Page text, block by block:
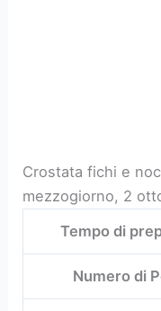
Crostata fichi e
mezzogiorno, 2
Tempo di
Numero di